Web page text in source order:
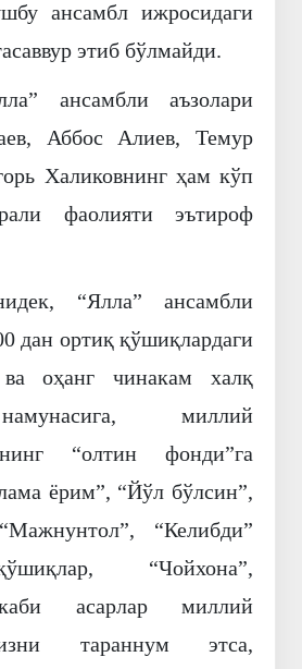
ансамбл ижросидаги
этиб бўлмайди.
ансамбли аъзолари
Аббос Алиев, Темур
Халиковнинг ҳам кўп
фаолияти эътироф
“Ялла” ансамбли
дан ортиқ қўшиқлардаги
оҳанг чинакам халқ
миллий
“олтин фонди”га
ёрим”, “Йўл бўлсин”,
“Келибди”
“Чойхона”,
асарлар миллий
тараннум этса,